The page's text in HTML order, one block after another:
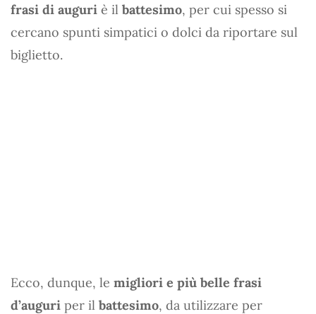
frasi di auguri è il battesimo, per cui spesso si
cercano spunti simpatici o dolci da riportare sul
biglietto.
Ecco, dunque, le migliori e più belle frasi
d’auguri per il battesimo, da utilizzare per